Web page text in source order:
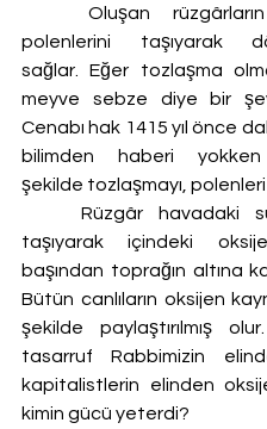
polenlerini taşıyarak
sağlar. Eğer tozlaşma
meyve sebze diye bir
Cenabı hak 1415 yıl önce
bilimden haberi yokken
şekilde tozlaşmayı, polenleri
taşıyarak içindeki
başından toprağın altına
Bütün canlıların oksijen
şekilde paylaştırılmış
tasarruf Rabbimizin
kapitalistlerin elinden
kimin gücü yeterdi?